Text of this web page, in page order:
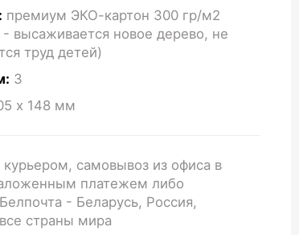
премиум ЭКО-картон 300 гр/м2
высаживается новое дерево, не
труд детей)
3
x 148 мм
курьером, самовывоз из офиса в
платежем либо
- Беларусь, Россия,
страны мира